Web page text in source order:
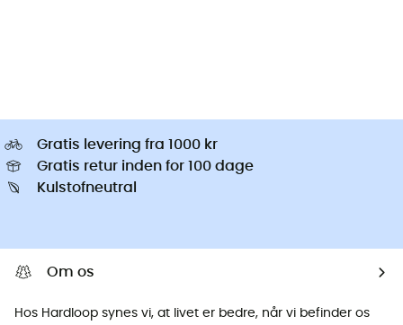
Gratis levering fra 1000 kr
Gratis retur inden for 100 dage
Kulstofneutral
Om os
Hos Hardloop synes vi, at livet er bedre, når vi befinder os